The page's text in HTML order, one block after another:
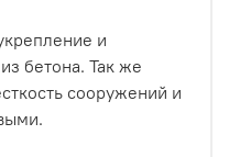
и
бетона. Так же
сооружений и